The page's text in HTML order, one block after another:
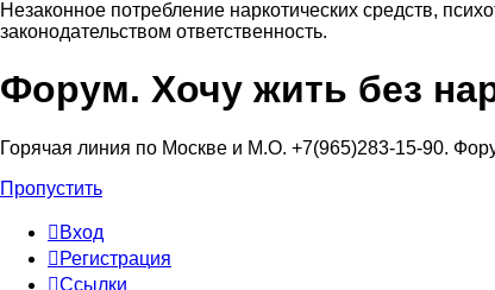
Незаконное потребление наркотических средств,
законодательством ответственность.
Регистрация
Форум. Хочу жить без
Горячая линия по Москве и М.О. +7(965)283-15-90.
Пропустить
Вход
Регистрация
Ссылки